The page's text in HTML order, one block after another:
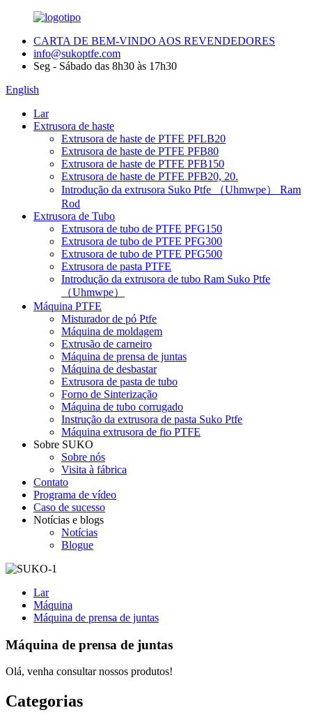
CARTA DE BEM-VINDO AOS REVENDEDORES
info@sukoptfe.com
Seg - Sábado das 8h30 às 17h30
English
Lar
Extrusora de haste
Extrusora de haste de PTFE PFLB20
Extrusora de haste de PTFE PFB80
Extrusora de haste de PTFE PFB150
Extrusora de haste de PTFE PFB20, 20.
Introdução da extrusora Suko Ptfe （Uhmwpe） Ram
Rod
Extrusora de Tubo
Extrusora de tubo de PTFE PFG150
Extrusora de tubo de PTFE PFG300
Extrusora de tubo de PTFE PFG500
Extrusora de pasta PTFE
Introdução da extrusora de tubo Ram Suko Ptfe
（Uhmwpe）
Máquina PTFE
Misturador de pó Ptfe
Máquina de moldagem
Extrusão de carneiro
Máquina de prensa de juntas
Máquina de desbastar
Extrusora de pasta de tubo
Forno de Sinterização
Máquina de tubo corrugado
Instrução da extrusora de pasta Suko Ptfe
Máquina extrusora de fio PTFE
Sobre SUKO
Sobre nós
Visita à fábrica
Contato
Programa de vídeo
Caso de sucesso
Notícias e blogs
Notícias
Blogue
Lar
Máquina
Máquina de prensa de juntas
Máquina de prensa de juntas
Olá, venha consultar nossos produtos!
Categorias